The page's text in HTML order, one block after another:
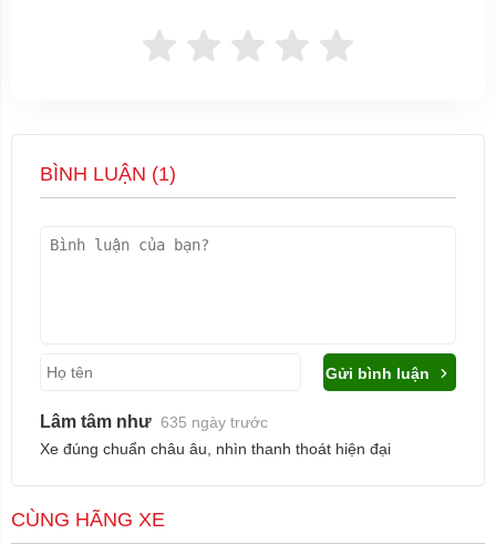
BÌNH LUẬN (1)
Gửi bình luận
Lâm tâm như 635 ngày trước
Xe đúng chuẩn châu âu, nhìn thanh thoát hiện đại
CÙNG HÃNG XE